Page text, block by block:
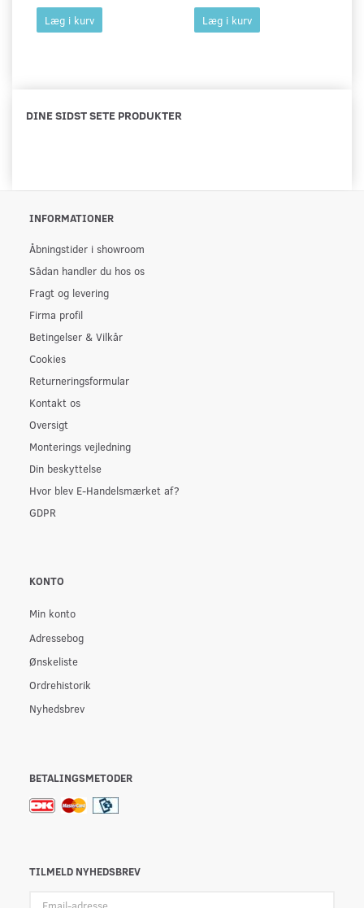
Læg i kurv Læg i kurv
DINE SIDST SETE PRODUKTER
INFORMATIONER
Åbningstider i showroom
Sådan handler du hos os
Fragt og levering
Firma profil
Betingelser & Vilkår
Cookies
Returneringsformular
Kontakt os
Oversigt
Monterings vejledning
Din beskyttelse
Hvor blev E-Handelsmærket af?
GDPR
KONTO
Min konto
Adressebog
Ønskeliste
Ordrehistorik
Nyhedsbrev
BETALINGSMETODER
TILMELD NYHEDSBREV